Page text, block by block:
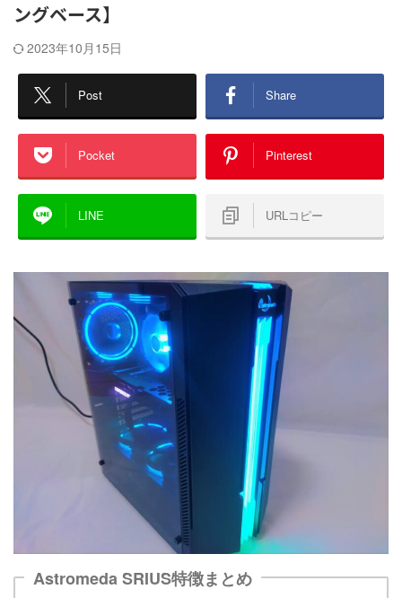
ングベース】
2023年10月15日
Post Share
Pocket Pinterest
LINE URLコピー
Astromeda SRIUS特徴まとめ